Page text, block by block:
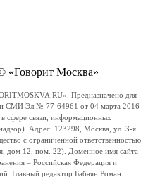
«Говорит Москва»
Предназначено для
СМИ Эл № 77-64961 от 04 марта 2016
сфере связи, информационных
Адрес: 123298, Москва, ул. 3-я
с ограниченной ответственностью
дом 12, пом. 22). Доменное имя сайта
– Российская Федерация и
Главный редактор Бабаян Роман